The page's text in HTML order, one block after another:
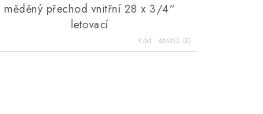
měděný přechod vnitřní 28 x 3/4“
letovací
Kód: 48960.00